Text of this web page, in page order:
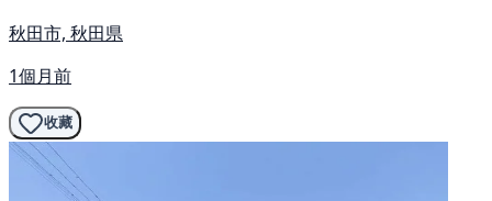
秋田市, 秋田県
1個月前
收藏